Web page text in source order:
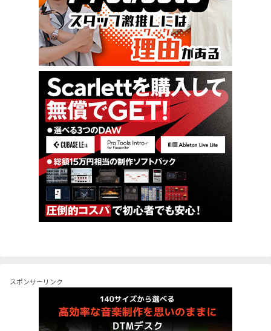
スポンサーリンク